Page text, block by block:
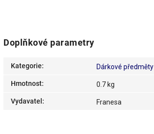
Doplňkové parametry
Kategorie: Dárkové předměty
Hmotnost: 0.7 kg
Vydavatel : Franesa